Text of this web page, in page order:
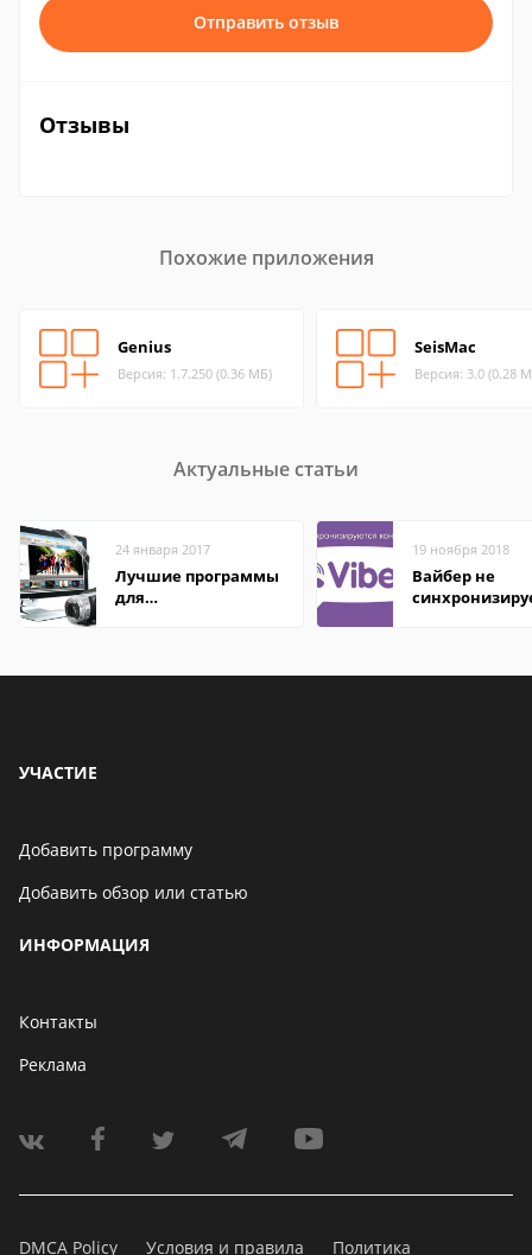
Отправить отзыв
Отзывы
Похожие приложения
Genius
Версия: 1.7.250 (0.36 МБ)
SeisMac
Версия: 3.0 (0.28
Актуальные статьи
24 января 2017
Лучшие программы
для
19 ноября 2018
Вайбер не
УЧАСТИЕ
Добавить программу
Добавить обзор или статью
ИНФОРМАЦИЯ
Контакты
Реклама
DMCA Policy Условия и правила Политика